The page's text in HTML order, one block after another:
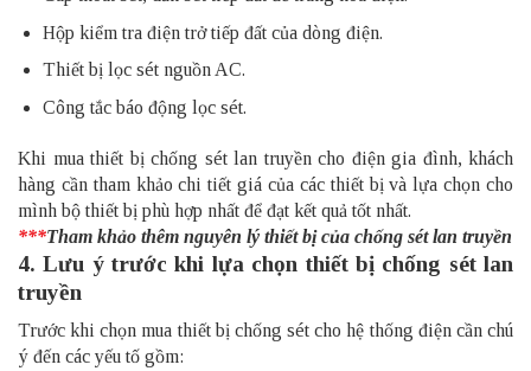
Hộp kiểm tra điện trở tiếp đất của dòng điện.
Thiết bị lọc sét nguồn AC.
Công tắc báo động lọc sét.
Khi mua thiết bị chống sét lan truyền cho điện gia đình, khách
hàng cần tham khảo chi tiết giá của các thiết bị và lựa chọn cho
mình bộ thiết bị phù hợp nhất để đạt kết quả tốt nhất.
***Tham khảo thêm nguyên lý thiết bị của chống sét lan truyền
4. Lưu ý trước khi lựa chọn thiết bị chống sét lan
truyền
Trước khi chọn mua thiết bị chống sét cho hệ thống điện cần chú
ý đến các yếu tố gồm: